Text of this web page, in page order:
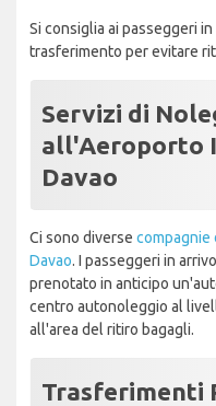
Si consiglia ai passeggeri
trasferimento per evitare
Servizi di
all'Aeroporto
Davao
Ci sono diverse compagnie
Davao. I passeggeri in
prenotato in anticipo
centro autonoleggio al
all'area del ritiro bagagli.
Trasferimenti